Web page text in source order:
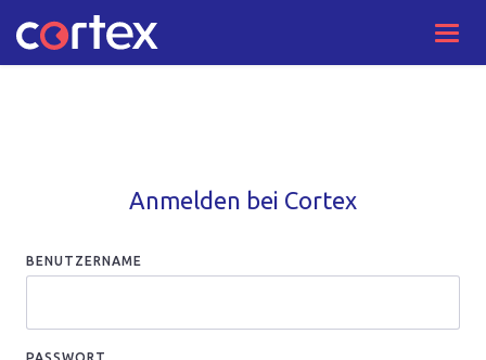
Anmelden bei Cortex
BENUTZERNAME